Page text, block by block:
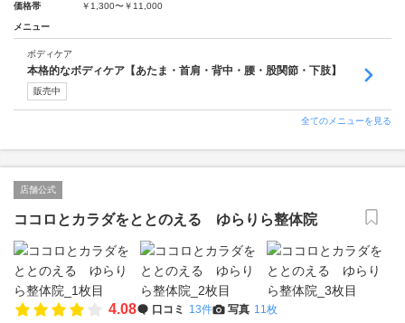
価格帯
￥1,300〜￥11,000
メニュー
ボディケア
本格的なボディケア【あたま・首肩・背中・腰・股関節・下肢】
販売中
全てのメニューを見る
店舗公式
ココロとカラダをととのえる ゆらりら整体院
4.08 口コミ 13件 写真 11枚